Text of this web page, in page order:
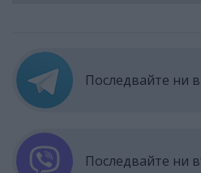
Последвайте ни в
Последвайте ни